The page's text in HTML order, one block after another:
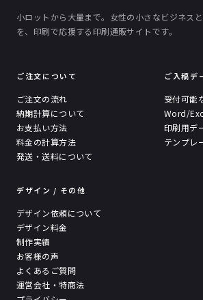
小ロットから大量まで。女性の小さなビジネス
を、印刷で応援する印刷通販サイトです。
ご注文について
ご注文の流れ
納期計算について
お支払い方法
料金の計算方法
発送・送料について
ご入稿デ
受付可能
Word/
印刷用デ
テンプレ
デザイン / その他
デザイン依頼について
デザイン料金
制作実績
お客様の声
よくあるご質問
運営会社・特商法